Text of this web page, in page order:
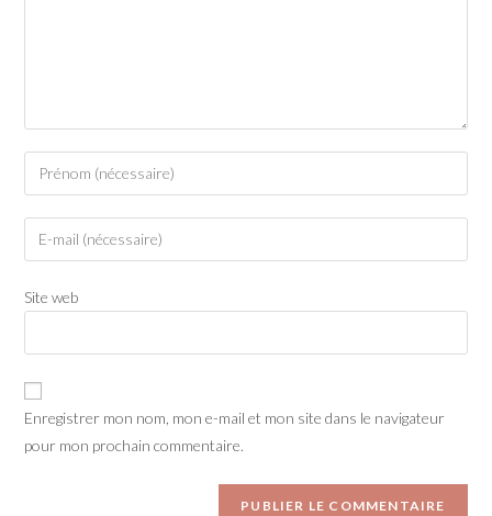
Site web
Enregistrer mon nom, mon e-mail et mon site dans le navigateur
pour mon prochain commentaire.